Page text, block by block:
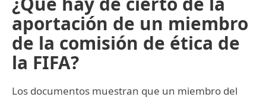
aportación de un miembro
de la comisión de ética de
la FIFA?
Los documentos muestran que un miembro del